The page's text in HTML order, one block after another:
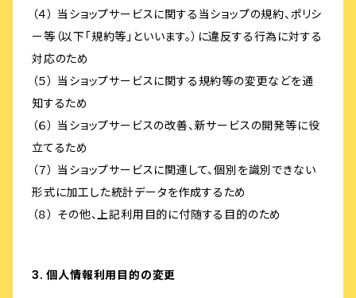
（４） 当ショップサービスに関する当ショップの規約、ポリシ
ー等（以下「規約等」といいます。）に違反する行為に対する
対応のため
（５） 当ショップサービスに関する規約等の変更などを通
知するため
（６） 当ショップサービスの改善、新サービスの開発等に役
立てるため
（７） 当ショップサービスに関連して、個別を識別できない
形式に加工した統計データを作成するため
（８） その他、上記利用目的に付随する目的のため
3. 個人情報利用目的の変更